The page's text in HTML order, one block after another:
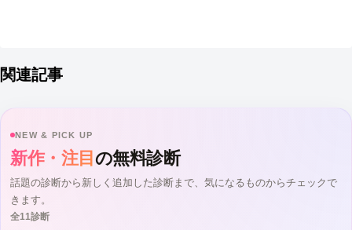
関連記事
NEW & PICK UP
新作・注目 の無料診断
話題の診断から新しく追加した診断まで、気になるものからチェックで
きます。
全11診断